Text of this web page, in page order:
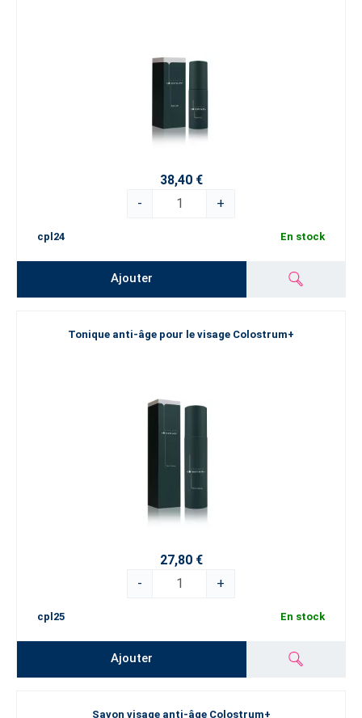
38,40 €
-
+
cpl24 En stock
Ajouter
Tonique anti-âge pour le visage Colostrum+
27,80 €
-
+
cpl25 En stock
Ajouter
Savon visage anti-âge Colostrum+